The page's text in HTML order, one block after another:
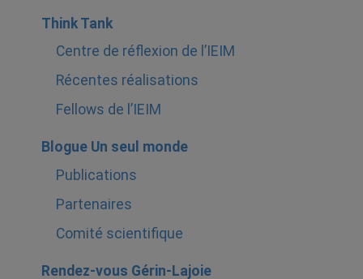
Think Tank
Centre de réflexion de l’IEIM
Récentes réalisations
Fellows de l’IEIM
Blogue Un seul monde
Publications
Partenaires
Comité scientifique
Rendez-vous Gérin-Lajoie